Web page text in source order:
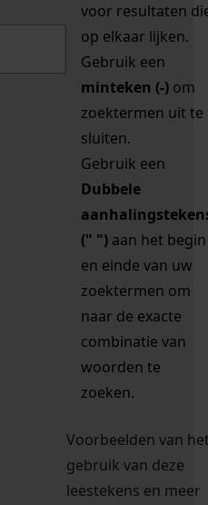
voor resultaten
op elkaar lijken.
Gebruik een
minteken (-) om
zoektermen uit te
sluiten.
Gebruik een
Dubbele
(" ") aan het begin
en einde van uw
zoektermen om
naar de exacte
combinatie van
woorden te
zoeken.
Voorbeelden van
gebruik van deze
leestekens en meer